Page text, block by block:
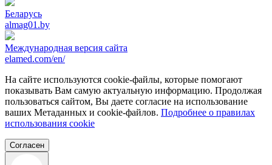
Беларусь
almag01.by
Международная версия сайта
elamed.com/en/
На сайте используются cookie-файлы, которые помогают
показывать Вам самую актуальную информацию. Продолжая
пользоваться сайтом, Вы даете согласие на использование
ваших Метаданных и cookie-файлов. Подробнее о правилах
использования cookie
Согласен